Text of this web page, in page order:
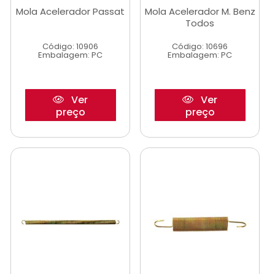
Mola Acelerador Passat
Código: 10906
Embalagem: PC
Ver
preço
Mola Acelerador M. Benz
Todos
Código: 10696
Embalagem: PC
Ver
preço